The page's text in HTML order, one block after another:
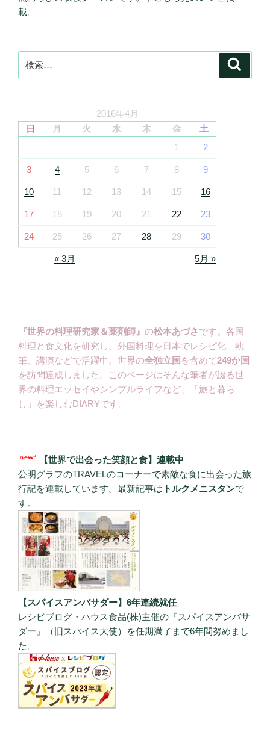
載。
索:
2016年4月
日
月 火 水 木 金
土
1
2
3 4 5 6 7 8 9
10 11 12 13 14 15 16
17 18 19 20 21 22 23
24 25 26 27 28 29 30
« 3月 5月 »
『世界の料理研究家＆薬剤師』 の松本あづさです。各国
料理と食文化を研究し、外国料理を日本でレシピ化、執
筆、講演などで活躍中。世界の全独立国 を含めて249か国
を訪問達成しました。このページはそんな筆者が綴る世
界の料理エッセイやシンプルライフなど、「旅と暮ら
し」を楽しむDIARYです。
【世界で出会った笑顔と食】連載中
公明グラフのTRAVELのコーナーで素敵な食に出会った旅
行記を連載しています。最新記事は トルクメニスタンで
す。
【スパイスアンバサダー】6年連続就任
レシピブログ・ハウス食品(株)主催の『スパイスアンバサ
ダー』（旧スパイス大使）を任期満了まで6年間努めまし
た。